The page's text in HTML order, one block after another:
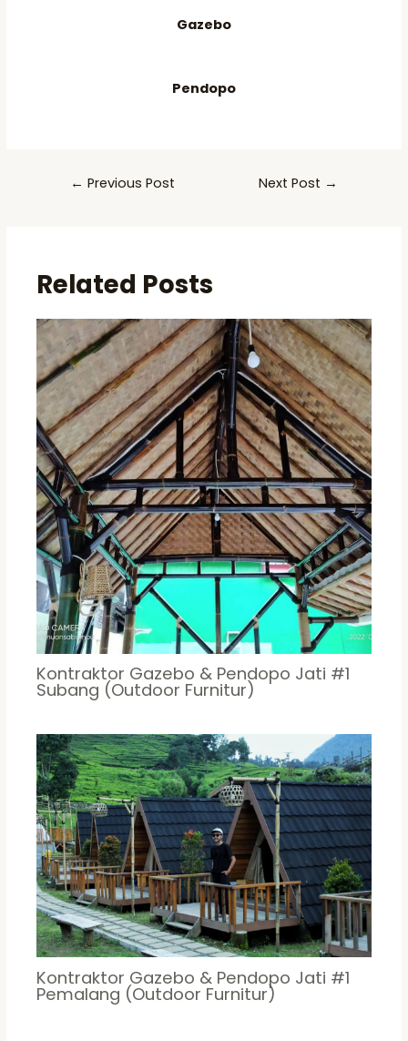
Gazebo
Pendopo
← Previous Post Next Post →
Related Posts
Kontraktor Gazebo & Pendopo Jati #1
Subang (Outdoor Furnitur)
Kontraktor Gazebo & Pendopo Jati #1
Pemalang (Outdoor Furnitur)